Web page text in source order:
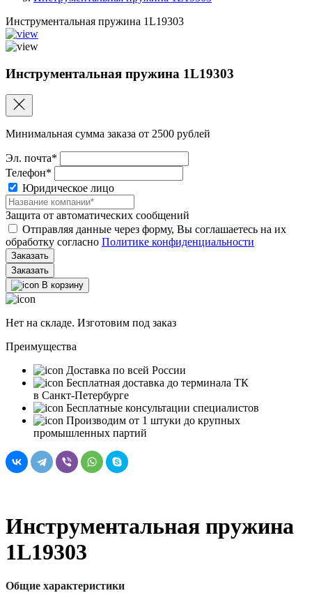
Инструментальная пружина 1L19303
Инструментальная пружина 1L19303
Минимальная сумма заказа от 2500 рублей
Эл. почта*
Телефон*
Юридическое лицо
Защита от автоматических сообщений
Отправляя данные через форму, Вы соглашаетесь на их
обработку согласно Политике конфиденциальности
Заказать
В корзину
Нет на складе. Изготовим под заказ
Преимущества
Доставка по всей России
Бесплатная доставка до терминала ТК
в Санкт‑Петербурге
Бесплатные консультации специалистов
Производим от 1 штуки до крупных
промышленных партий
Инструментальная пружина
1L19303
Общие характеристики